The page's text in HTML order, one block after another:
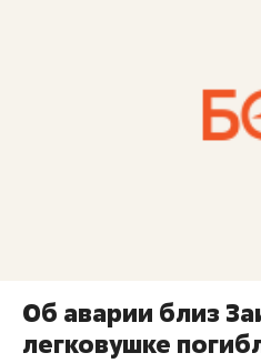
Об аварии близ
легковушке